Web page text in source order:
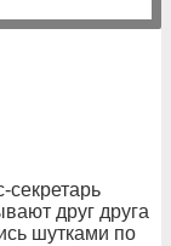
секретарь
друг друга
шутками по